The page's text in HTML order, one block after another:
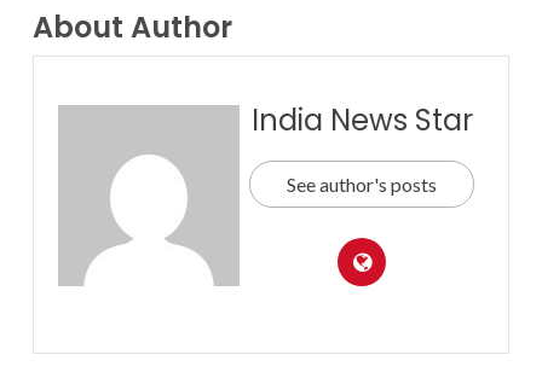
About Author
India News Star
See author's posts